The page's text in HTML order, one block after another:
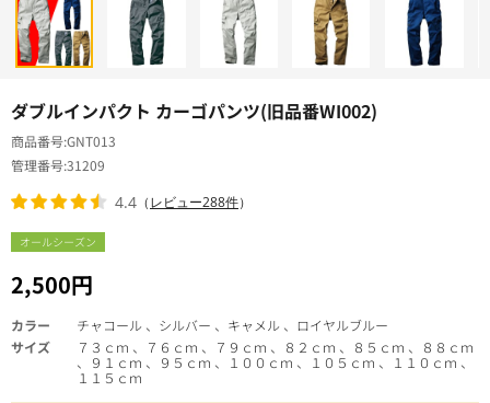
ダブルインパクト カーゴパンツ(旧品番WI002)
オールシーズン
2,500円
商品番号GNT013
管理番号31209
4.4 （レビュー288件）
カラー
チャコール 、シルバー 、キャメル 、ロイヤルブルー
サイズ
７３ｃｍ 、７６ｃｍ 、７９ｃｍ 、８２ｃｍ 、８５ｃｍ 、８８ｃｍ
、９１ｃｍ 、９５ｃｍ 、１００ｃｍ 、１０５ｃｍ 、１１０ｃｍ 、
１１５ｃｍ